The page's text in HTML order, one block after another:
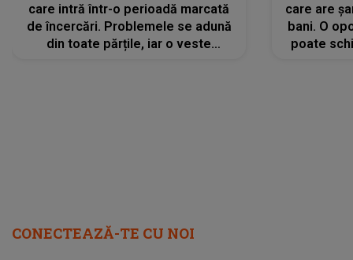
care intră într-o perioadă marcată
de încercări. Problemele se adună
din toate părțile, iar o veste
care are
bani. O
poate
CONECTEAZĂ-TE CU NOI